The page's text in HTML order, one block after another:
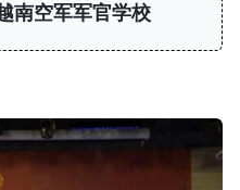
南空军军官学校